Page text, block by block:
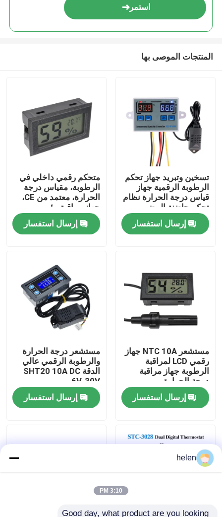
الصفحة الرئيسية
معلومات عنا
جولة في المصنع
مراقبة الجودة
اتصل بنا
القضايا
وحدة لوحة مكبر
استمر
المنتجات الموصى بها
تسخين وتبريد جهاز تحكم
الرطوبة الرقمية جهاز
قياس درجة الحرارة نظام
تحكم حاضنة البيض
إرسال استفسار
متحكم رقمي داخلي في
الرطوبة، مقياس درجة
الحرارة، معتمد من CE،
جهاز مراقبة بيئي
إرسال استفسار
مستشعر NTC 10A جهاز
رقمي LCD لمراقبة
الرطوبة جهاز مراقبة
درجة الحرارة
إرسال استفسار
مستشعر درجة الحرارة
والرطوبة الرقمي عالي
الدقة SHT20 10A DC
6V-30V
إرسال استفسار
helen
3:10 PM
Good day, what product are you looking